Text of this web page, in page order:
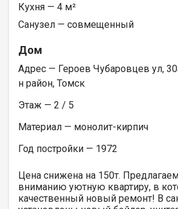
Кухня — 4 м²
Санузел — совмещенный
Дом
Адрес — Героев Чубаровцев ул,
н район, Томск
Этаж — 2 / 5
Материал — монолит-кирпич
Год постройки — 1972
Цена снижена на 150т.
вниманию уютную квартиру, в
качественный новый ремонт! В